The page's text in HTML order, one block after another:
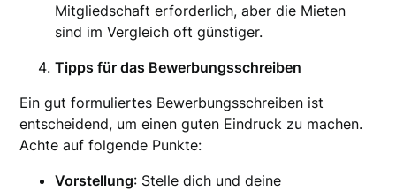
Mitgliedschaft erforderlich, aber die Mieten
sind im Vergleich oft günstiger.
Tipps für das Bewerbungsschreiben
Ein gut formuliertes Bewerbungsschreiben ist
entscheidend, um einen guten Eindruck zu machen.
Achte auf folgende Punkte:
Vorstellung: Stelle dich und deine